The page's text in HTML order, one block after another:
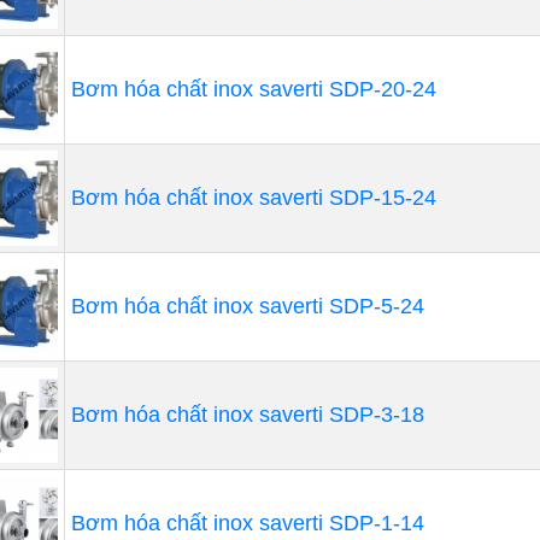
hóa chất IHF
hóa chất IHF" là một loại bơm được thiết kế đặc biệt để
nơi có nhu cầu chịu ăn mòn cao, khả năng làm việc
Bơm hóa chất inox saverti SDP-20-24
Bơm hóa chất inox saverti SDP-15-24
Bơm hóa chất inox saverti SDP-5-24
Bơm hóa chất inox saverti SDP-3-18
Bơm hóa chất inox saverti SDP-1-14